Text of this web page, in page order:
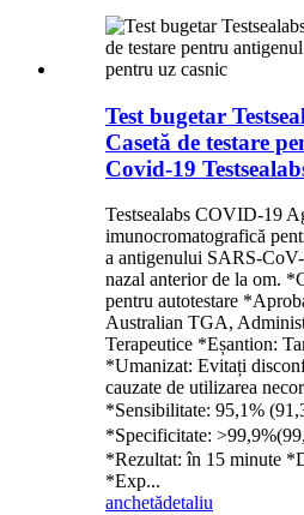
Test bugetar
Casetă de testare
Covid-19
Testsealabs COVID-19
imunocromatografică
a antigenului SARS-
nazal anterior de la om.
pentru autotestare
Australian TGA,
Terapeutice *Eșantion:
*Umanizat: Evitați
cauzate de utilizarea
*Sensibilitate: 95,1%
*Specificitate:
*Rezultat: în 15 minute
*Exp...
anchetădetaliu